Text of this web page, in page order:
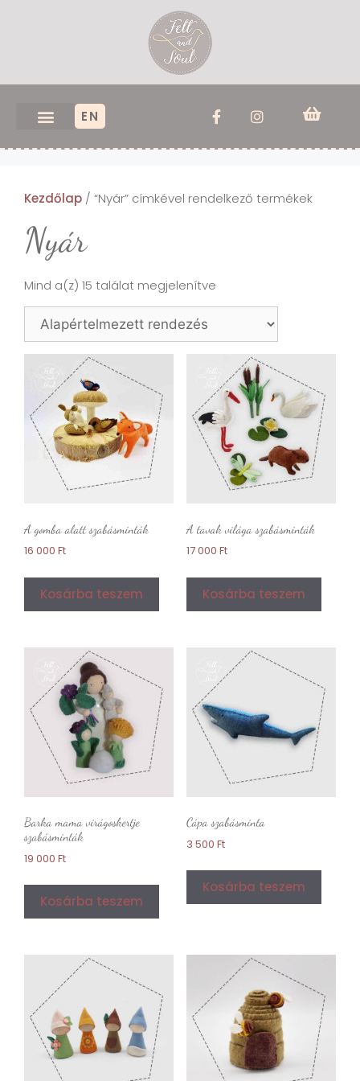
EN
Kezdőlap / “Nyár” címkével rendelkező termékek
Nyár
Mind a(z) 15 találat megjelenítve
A gomba alatt szabásminták
16 000 Ft
Kosárba teszem
A tavak világa szabásminták
17 000 Ft
Kosárba teszem
Barka mama virágoskertje
szabásminták
19 000 Ft
Kosárba teszem
Cápa szabásminta
3 500 Ft
Kosárba teszem